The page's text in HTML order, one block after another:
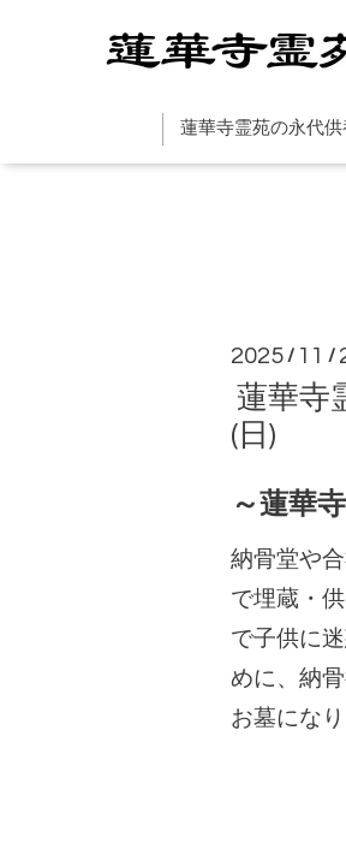
蓮華寺霊苑の永代供
2025 / 11 /
蓮華寺
(日)
～蓮華
納骨堂や
で埋蔵・
で子供に
めに、納
お墓になり